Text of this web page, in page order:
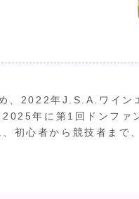
、2022年J.S.A.ワイン
年に第1回ドンファ
初心者から競技者まで